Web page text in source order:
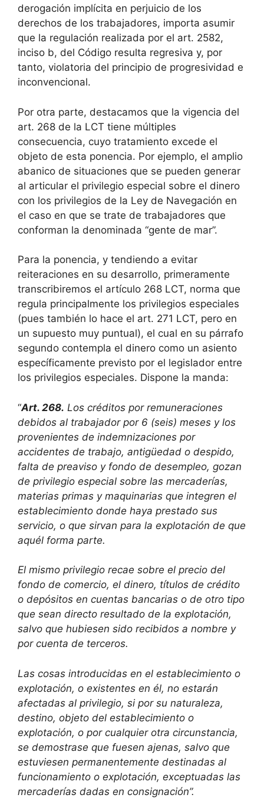
derogación implícita en perjuicio de los
derechos de los trabajadores, importa asumir
que la regulación realizada por el art. 2582,
inciso b, del Código resulta regresiva y, por
tanto, violatoria del principio de progresividad e
inconvencional.
Por otra parte, destacamos que la vigencia del
art. 268 de la LCT tiene múltiples
consecuencia, cuyo tratamiento excede el
objeto de esta ponencia. Por ejemplo, el amplio
abanico de situaciones que se pueden generar
al articular el privilegio especial sobre el dinero
con los privilegios de la Ley de Navegación en
el caso en que se trate de trabajadores que
conforman la denominada “gente de mar”.
Para la ponencia, y tendiendo a evitar
reiteraciones en su desarrollo, primeramente
transcribiremos el artículo 268 LCT, norma que
regula principalmente los privilegios especiales
(pues también lo hace el art. 271 LCT, pero en
un supuesto muy puntual), el cual en su párrafo
segundo contempla el dinero como un asiento
específicamente previsto por el legislador entre
los privilegios especiales. Dispone la manda:
“Art. 268. Los créditos por remuneraciones
debidos al trabajador por 6 (seis) meses y los
provenientes de indemnizaciones por
accidentes de trabajo, antigüedad o despido,
falta de preaviso y fondo de desempleo, gozan
de privilegio especial sobre las mercaderías,
materias primas y maquinarias que integren el
establecimiento donde haya prestado sus
servicio, o que sirvan para la explotación de que
aquél forma parte.
El mismo privilegio recae sobre el precio del
fondo de comercio, el dinero, títulos de crédito
o depósitos en cuentas bancarias o de otro tipo
que sean directo resultado de la explotación,
salvo que hubiesen sido recibidos a nombre y
por cuenta de terceros.
Las cosas introducidas en el establecimiento o
explotación, o existentes en él, no estarán
afectadas al privilegio, si por su naturaleza,
destino, objeto del establecimiento o
explotación, o por cualquier otra circunstancia,
se demostrase que fuesen ajenas, salvo que
estuviesen permanentemente destinadas al
funcionamiento o explotación, exceptuadas las
mercaderías dadas en consignación”.